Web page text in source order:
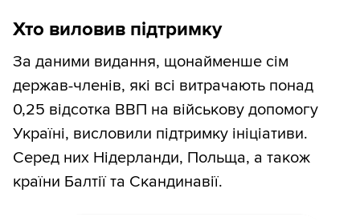
Хто виловив підтримку
За даними видання, щонайменше сім
держав-членів, які всі витрачають понад
0,25 відсотка ВВП на військову допомогу
Україні, висловили підтримку ініціативи.
Серед них Нідерланди, Польща, а також
країни Балтії та Скандинавії.